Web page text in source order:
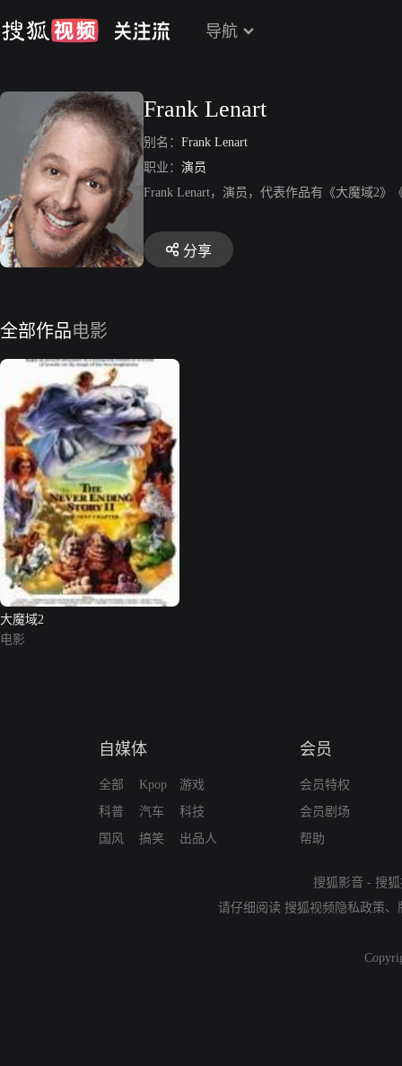
导航
Frank Lenart
别名： Frank Lenart
职业： 演员
Frank Lenart，演员，代表作品有《大魔域2》
分享
全部作品电影
大魔域2
电影
自媒体
全部
科普
国风
Kpop
汽车
搞笑
游戏
科技
出品人
会员
会员特权
会员剧场
帮助
搜狐影音 - 搜
请仔细阅读 搜狐视频隐私政策、